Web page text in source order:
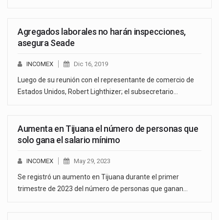
Agregados laborales no harán inspecciones,
asegura Seade
INCOMEX Dic 16, 2019
Luego de su reunión con el representante de comercio de
Estados Unidos, Robert Lighthizer; el subsecretario…
Aumenta en Tijuana el número de personas que
solo gana el salario mínimo
INCOMEX May 29, 2023
Se registró un aumento en Tijuana durante el primer
trimestre de 2023 del número de personas que ganan…